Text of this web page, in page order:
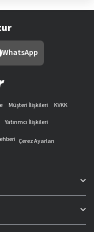
WhatsApp
Müşteri İlişkileri
KVKK
Yatırımcı İlişkileri
Çerez Ayarları